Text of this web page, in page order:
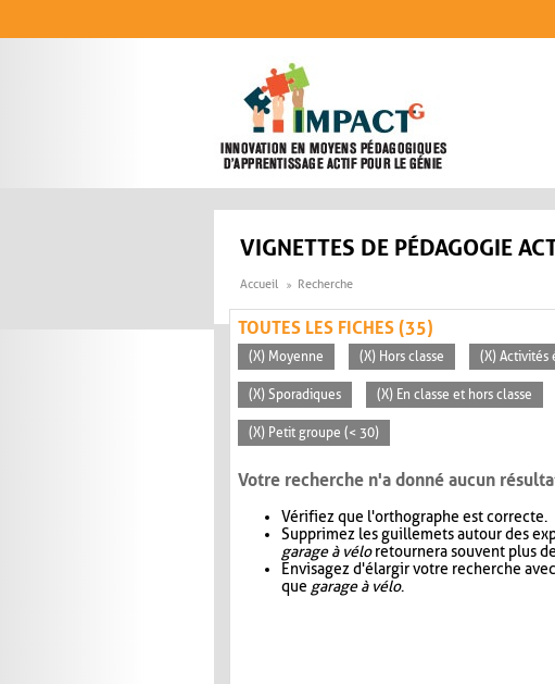
VIGNETTES DE PÉDAGOGIE
Accueil Recherche
TOUTES LES FICHES (35)
(X) Moyenne (X) Hors classe (X) Activités
(X) Sporadiques (X) En classe et hors classe
(X) Petit groupe (< 30)
Votre recherche n'a donné aucun
Vérifiez que l'orthographe est correcte.
Supprimez les guillemets autour des
garage à véloretournera souvent plus
Envisagez d'élargir votre recherche avec
que garage à vélo.